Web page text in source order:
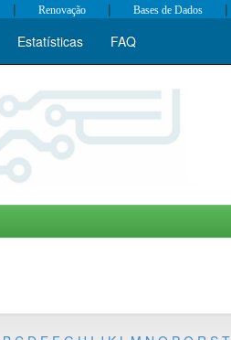
| Renovação | Bases de Dados |
Estatísticas FAQ